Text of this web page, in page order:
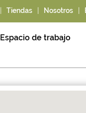
Tiendas Nosotros
Espacio de trabajo